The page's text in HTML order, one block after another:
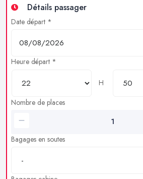
Détails passager
Date départ *
Heure départ *
H
Nombre de places
Bagages en soutes